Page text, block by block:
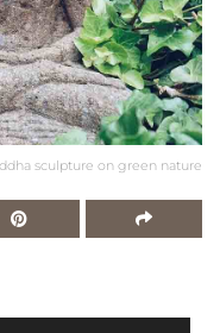
sculpture on green nature